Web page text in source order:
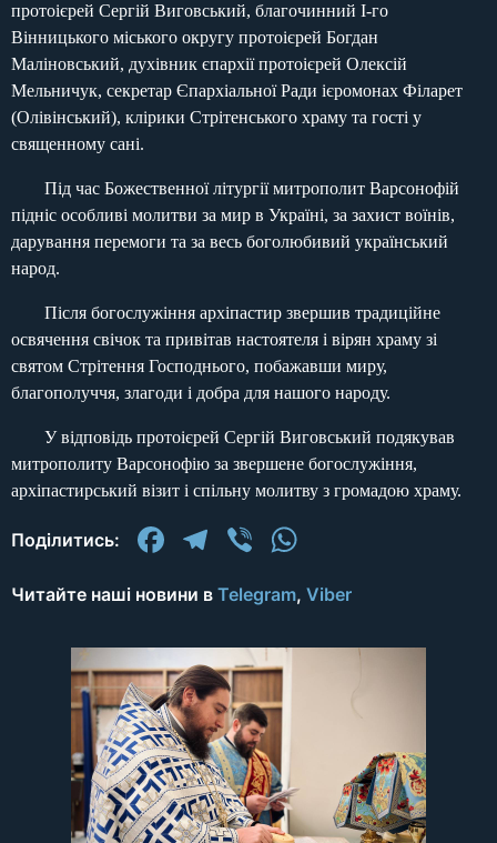
протоієрей Сергій Виговський, благочинний І-го
Вінницького міського округу протоієрей Богдан
Маліновський, духівник єпархії протоієрей Олексій
Мельничук, секретар Єпархіальної Ради ієромонах Філарет
(Олівінський), клірики Стрітенського храму та гості у
священному сані.
Під час Божественної літургії митрополит Варсонофій
підніс особливі молитви за мир в Україні, за захист воїнів,
дарування перемоги та за весь боголюбивий український
народ.
Після богослужіння архіпастир звершив традиційне
освячення свічок та привітав настоятеля і вірян храму зі
святом Стрітення Господнього, побажавши миру,
благополуччя, злагоди і добра для нашого народу.
У відповідь протоієрей Сергій Виговський подякував
митрополиту Варсонофію за звершене богослужіння,
архіпастирський візит і спільну молитву з громадою храму.
Поділитись: Facebook
Telegram
Viber
Читайте наші новини в Telegram, Viber